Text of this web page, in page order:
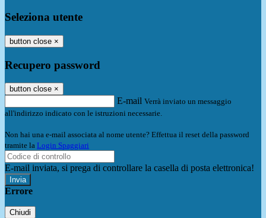
Seleziona utente
button close ×
Recupero password
button close ×
E-mail Verrà inviato un messaggio
all'indirizzo indicato con le istruzioni necessarie.
Non hai una e-mail associata al nome utente? Effettua il reset della password
tramite la Login Spaggiari
E-mail inviata, si prega di controllare la casella di posta elettronica!
Errore
Chiudi